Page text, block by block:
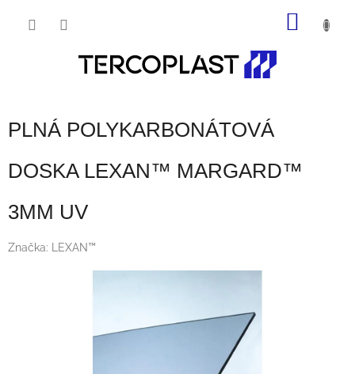
PLNÁ POLYKARBONÁTOVÁ
DOSKA LEXAN™ MARGARD™
3MM UV
Značka: LEXAN™